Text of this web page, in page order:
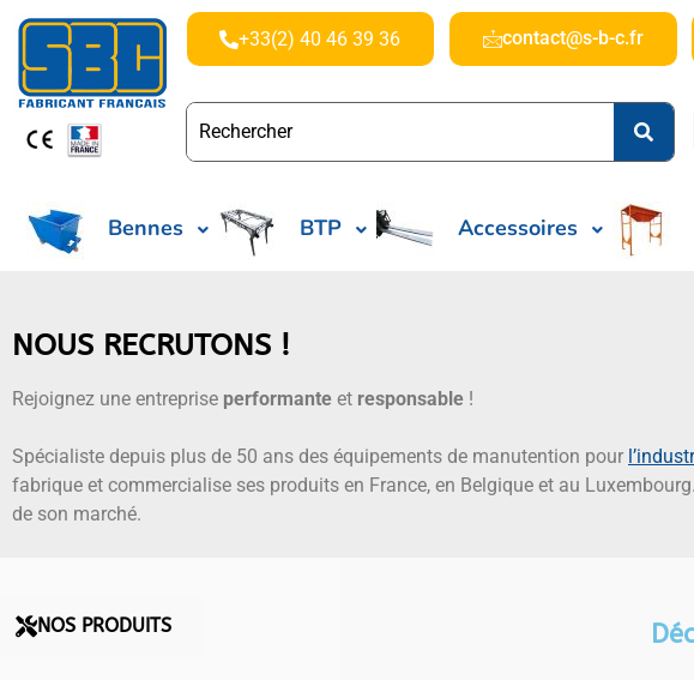
+33(2) 40 46 39 36 contact@s-b-c.fr
Bennes BTP Accessoires
NOUS RECRUTONS !
Rejoignez une entreprise performante et responsable !
Spécialiste depuis plus de 50 ans des équipements de manutention pour
fabrique et commercialise ses produits en France, en Belgique et au
de son marché.
NOS PRODUITS